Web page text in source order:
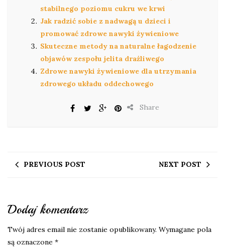
stabilnego poziomu cukru we krwi
Jak radzić sobie z nadwagą u dzieci i
promować zdrowe nawyki żywieniowe
Skuteczne metody na naturalne łagodzenie
objawów zespołu jelita drażliwego
Zdrowe nawyki żywieniowe dla utrzymania
zdrowego układu oddechowego
Share
PREVIOUS POST NEXT POST
Dodaj komentarz
Twój adres email nie zostanie opublikowany. Wymagane pola
są oznaczone *